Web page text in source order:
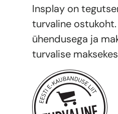
Insplay on
turvaline
ühendusega ja
turvalise